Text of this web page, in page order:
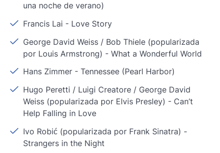
una noche de verano)
Francis Lai - Love Story
George David Weiss / Bob Thiele (popularizada
por Louis Armstrong) -What a Wonderful World
Hans Zimmer -Tennessee (Pearl Harbor)
Hugo Peretti / Luigi Creatore / George David
Weiss (popularizada por Elvis Presley) - Can’t
Help Falling in Love
Ivo Robić (popularizada por Frank Sinatra) -
Strangers in the Night